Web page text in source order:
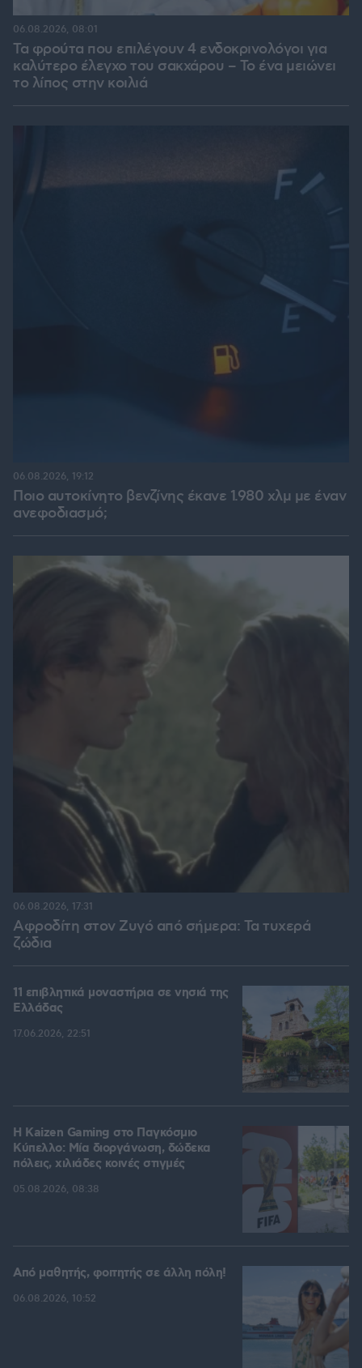
Τα φρούτα που επιλέγουν 4 ενδοκρινολόγοι για
καλύτερο έλεγχο του σακχάρου – Το ένα μειώνει
το λίπος στην κοιλιά
06.08.2026, 08:01
Ποιο αυτοκίνητο βενζίνης έκανε 1.980 χλμ με έναν
ανεφοδιασμό;
06.08.2026, 19:12
Αφροδίτη στον Ζυγό από σήμερα: Τα τυχερά
ζώδια
06.08.2026, 17:31
11 επιβλητικά μοναστήρια σε νησιά της
Ελλάδας
17.06.2026, 22:51
H Kaizen Gaming στο Παγκόσμιο
Kύπελλο: Μία διοργάνωση, δώδεκα
πόλεις, χιλιάδες κοινές στιγμές
05.08.2026, 08:38
Από μαθητής, φοιτητής σε άλλη πόλη!
06.08.2026, 10:52